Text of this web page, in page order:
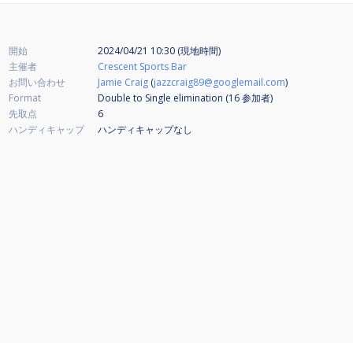
開始
2024/04/21 10:30 (現地時間)
主催者
Crescent Sports Bar
お問い合わせ
Jamie Craig (jazzcraig89@googlemail.com)
Format
Double to Single elimination (16参加者)
先取点
6
ハンディキャップ
ハンディキャップなし